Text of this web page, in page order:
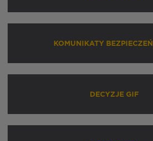
KOMUNIKATY
DECYZJE GIF